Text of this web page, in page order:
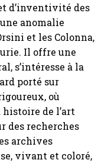
d’inventivité des
anomalie
et les Colonna,
Il offre une
s’intéresse à la
porté sur
où
de l’art
des recherches
archives
vivant et coloré,